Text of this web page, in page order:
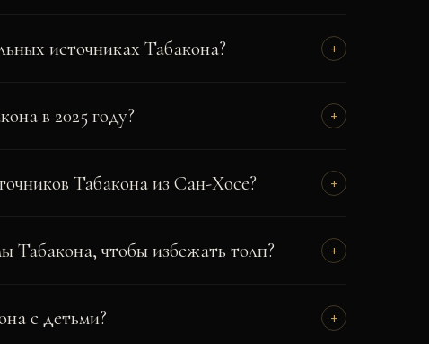
источниках Табакона? +
в 2025 году? +
Табакона из Сан-Хосе? +
Табакона, чтобы избежать толп? +
с детьми? +